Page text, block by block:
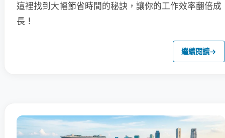
這裡找到大幅節省時間的秘訣，讓你的工作效率翻倍成
長！
繼續閱讀→